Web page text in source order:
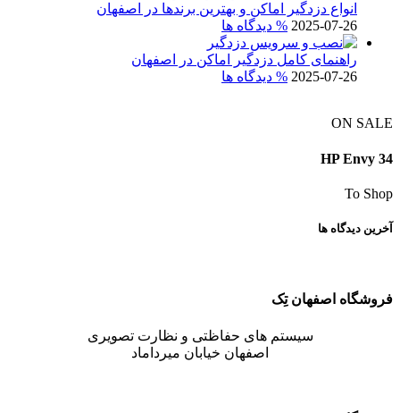
انواع دزدگیر اماکن و بهترین برندها در اصفهان
2025-07-26 % دیدگاه ها
راهنمای کامل دزدگیر اماکن در اصفهان
2025-07-26 % دیدگاه ها
ON SALE
HP Envy 34
To Shop
آخرین دیدگاه ها
فروشگاه اصفهان تِک
سیستم های حفاظتی و نظارت تصویری
اصفهان خیابان میرداماد